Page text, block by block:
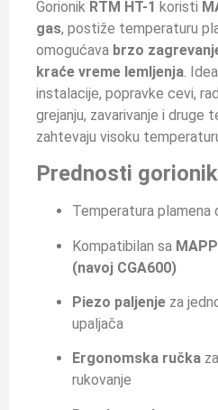
Gorionik RTM HT-1 koristi
gas, postiže temperaturu
omogućava brzo
kraće vreme lemljenja .
instalacije, popravke cevi,
grejanju, zavarivanje i druge
zahtevaju visoku
Prednosti
Temperatura plamena
Kompatibilan sa
(navoj CGA600)
Piezo paljenje za
upaljača
Ergonomska ručka
rukovanje